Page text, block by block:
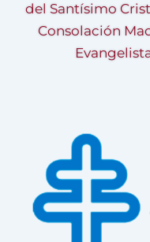
del Santísimo
Consolación